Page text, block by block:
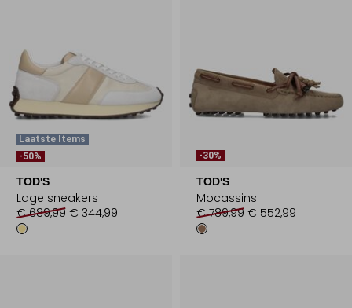
Laatste Items
-50%
TOD'S
Lage sneakers
€ 689,99 € 344,99
-30%
TOD'S
Mocassins
€ 789,99 € 552,99